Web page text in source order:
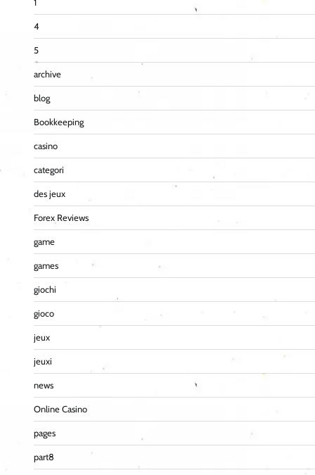
1
4
5
archive
blog
Bookkeeping
casino
categori
des jeux
Forex Reviews
game
games
giochi
gioco
jeux
jeuxi
news
Online Casino
pages
part8